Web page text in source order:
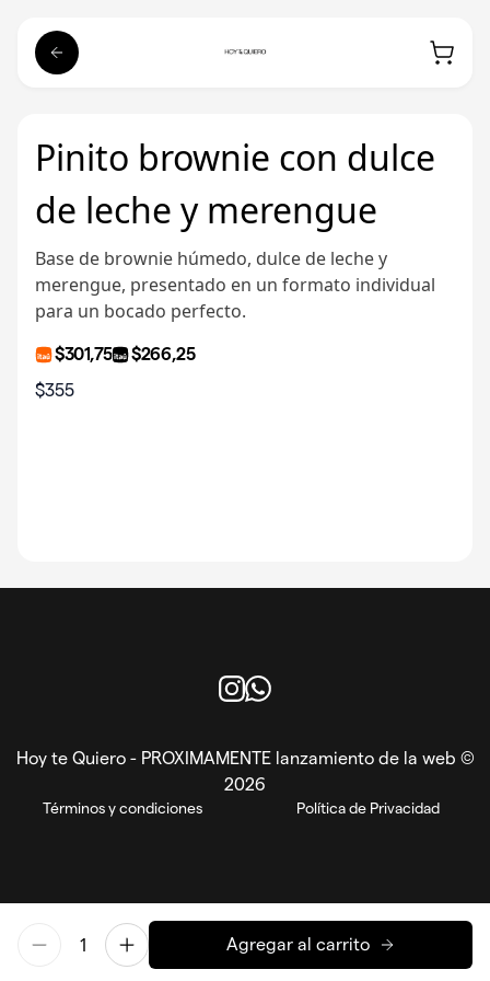
Pinito brownie con dulce
de leche y merengue
Base de brownie húmedo, dulce de leche y
merengue, presentado en un formato individual
para un bocado perfecto.
$301,75 $266,25
$355
Agregar al carrito
Hoy te Quiero - PROXIMAMENTE lanzamiento de la web ©
2026
Términos y condiciones Política de Privacidad
Powered by Reorder